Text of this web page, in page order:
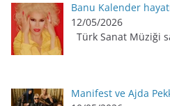
Banu Kalender
12/05/2026
Türk Sanat Müziği
Manifest ve Ajda